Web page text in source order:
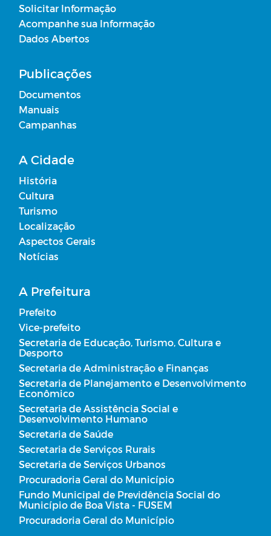
Regulamentação das Diárias
Planos Municipais de Saúde
Solicitar Informação
Acompanhe sua Informação
Dados Abertos
Publicações
Documentos
Manuais
Campanhas
A Cidade
História
Cultura
Turismo
Localização
Aspectos Gerais
Notícias
A Prefeitura
Prefeito
Vice-prefeito
Secretaria de Educação, Turismo, Cultura e
Desporto
Secretaria de Administração e Finanças
Secretaria de Planejamento e Desenvolvimento
Econômico
Secretaria de Assistência Social e
Desenvolvimento Humano
Secretaria de Saúde
Secretaria de Serviços Rurais
Secretaria de Serviços Urbanos
Procuradoria Geral do Município
Fundo Municipal de Previdência Social do
Município de Boa Vista - FUSEM
Procuradoria Geral do Município